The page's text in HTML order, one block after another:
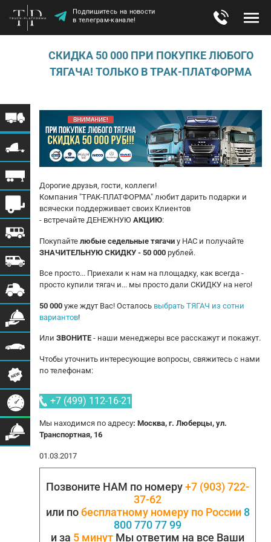
Подпишитесь на новости
в телеграм-канале!
СКИДКА 50 000 ПРИ ПОКУПКЕ ЛЮБОГО
ТЯГАЧА! ТОЛЬКО В ТРАК-ПЛАТФОРМА
Дорогие друзья, гости, коллеги!
Компания "ТРАК-ПЛАТФОРМА" любит дарить подарки и
всячески поддерживает своих Клиентов
- встречайте ДЕНЕЖНУЮ АКЦИЮ:
Покупайте любые седельные тягачи у НАС и получайте
ЗНАЧИТЕЛЬНУЮ СКИДКУ - 50 000 рублей.
Все просто... Приехали к нам на площадку, как всегда -
просто купили тягач и... мы просто дали СКИДКУ на него!
50 000 уже ждут Вас! Осталось выбрать ТЯГАЧ из сотни
вариантов!
Или ЗВОНИТЕ - наши менеджеры все расскажут и покажут.
Чтобы уточнить интересующие вопросы, свяжитесь с нами
по телефонам:
+7 (499) 112-16-21
Мы находимся по адресу: Москва, г. Люберцы, ул.
Транспортная, 16
01.03.2017
Позвоните НАМ по номеру+7 (903) 722-
37-62
или побесплатному номеру по России 8
800 770 77 99
и за 5 минут Мы ответим на все Ваши